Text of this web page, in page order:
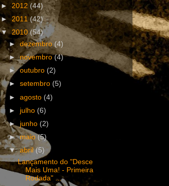
►2012 (44)
► 2011(42)
▼2010(54)
►dezembro (4)
►novembro(4)
►outubro (2)
►setembro (5)
►agosto (4)
► julho (6)
► junho (2)
►maio (5)
▼abril(5)
Lançamento do "Desce
Mais Uma! - Primeira
Rodada" ...